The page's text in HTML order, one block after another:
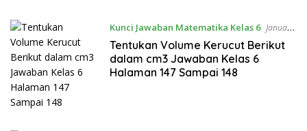
Kunci Jawaban Matematika Kelas 6 Januari
28, 2023
Tentukan Volume Kerucut Berikut
dalam cm3 Jawaban Kelas 6
Halaman 147 Sampai 148